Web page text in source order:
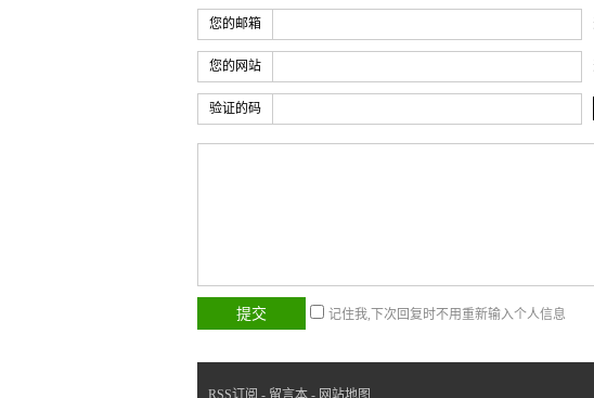
您的邮箱
您的网站
验证的码
记住我,下次回复时不用重新输入个人信息
RSS订阅 - 留言本 - 网站地图